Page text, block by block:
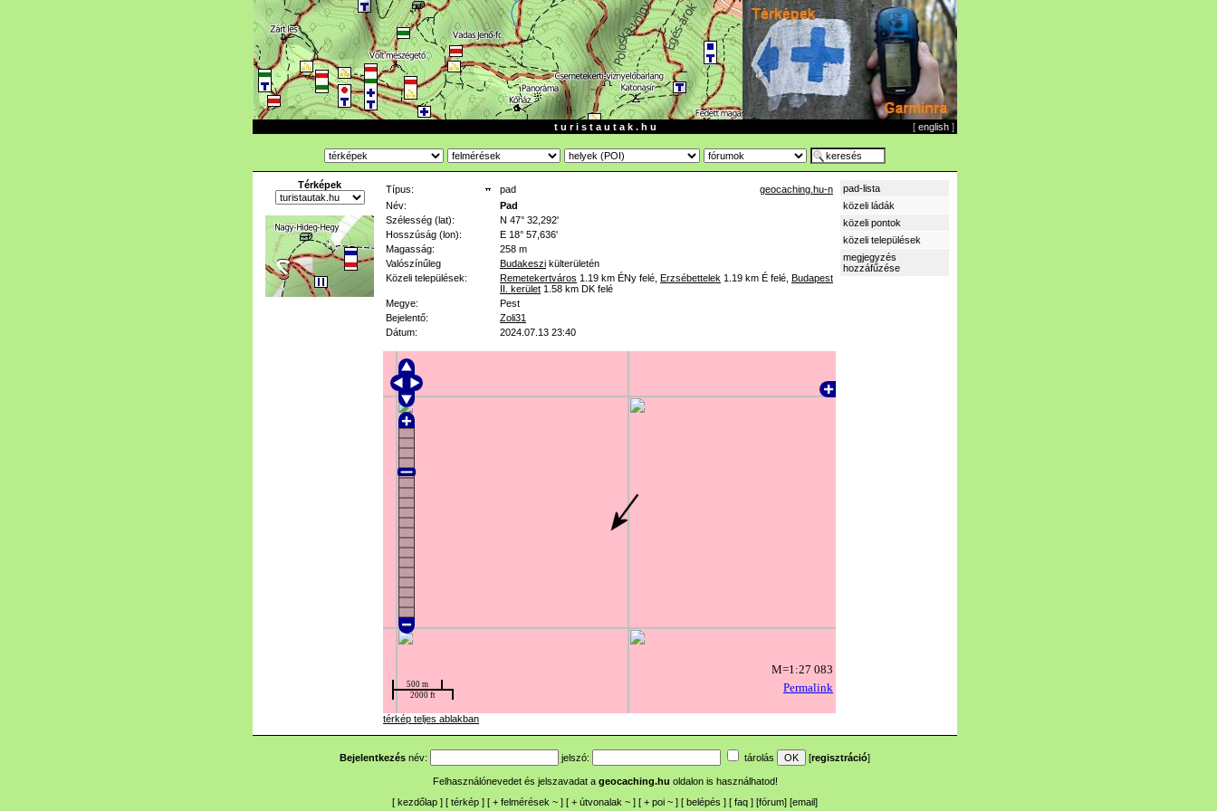
t u r i s t a u t a k . h u [ english ]
Térképek Típus: pad
geocaching.hu-n
Név:
Pad
Szélesség (lat):
N 47° 32,292'
Hosszúság (lon):
E 18° 57,636'
Magasság:
258 m
Valószínűleg
Budakeszi külterületén
Közeli települések:
Remetekertváros 1.19 km ÉNy felé Erzsébettelek 1.19 km É felé Budapest
II. kerület 1.58 km DK felé
Megye:
Pest
Bejelentő:
Zoli31
Dátum:
2024.07.13 23:40
térkép teljes ablakban
pad-lista
közeli ládák
közeli pontok
közeli települések
megjegyzés
hozzáfűzése
Bejelentkezés név: jelszó: tárolás [regisztráció]
Felhasználónevedet és jelszavadat a geocaching.hu oldalon is használhatod!
[ kezdőlap ] [ térkép ] [ + felmérések ~ ] [ + útvonalak ~ ] [ + poi ~ ] [ belépés ] [ faq ] [fórum] [email]